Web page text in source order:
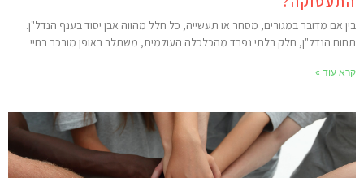
אם מדובר במגורים, מסחר או תעשייה, כל חלל מהווה אבן יסוד בענף הנדל"ן.
הנדל"ן, חלק בלתי נפרד מהכלכלה העולמית, משתלב באופן מורכב בחיי
עוד »